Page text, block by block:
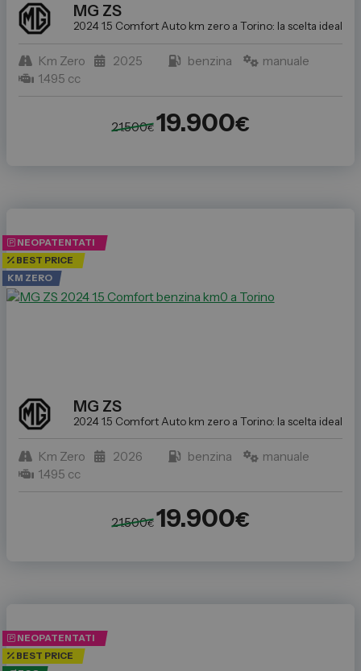
MG ZS
2024 1.5 ComfortAuto km zero a Torino: la scelta ideale
Km Zero 2025 benzina
manuale
1.495 cc
21.500€ 19.900€
NEOPATENTATI
BEST PRICE
KM ZERO
MG ZS
2024 1.5 Comfort Auto km zero a Torino: la scelta ideale
Km Zero 2026 benzina
manuale
1.495 cc
21.500€ 19.900€
NEOPATENTATI
BEST PRICE